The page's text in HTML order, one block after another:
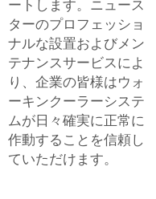
ートします。ニュース
ターのプロフェッショ
ナルな設置およびメン
テナンスサービスによ
り、企業の皆様はウォ
ーキンクーラーシステ
ムが日々確実に正常に
作動することを信頼し
ていただけます。